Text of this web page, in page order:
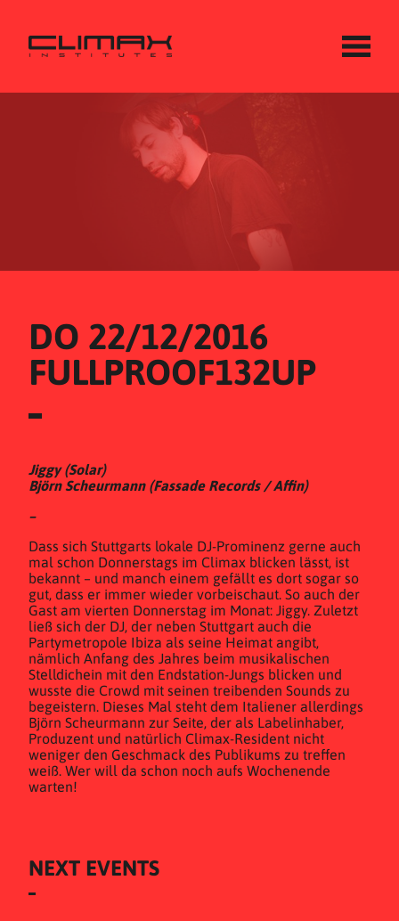
DO 22/12/2016
FULLPROOF132UP
Jiggy (Solar)
Björn Scheurmann (Fassade Records / Affin)
–
Dass sich Stuttgarts lokale DJ-Prominenz gerne auch
mal schon Donnerstags im Climax blicken lässt, ist
bekannt – und manch einem gefällt es dort sogar so
gut, dass er immer wieder vorbeischaut. So auch der
Gast am vierten Donnerstag im Monat: Jiggy. Zuletzt
ließ sich der DJ, der neben Stuttgart auch die
Partymetropole Ibiza als seine Heimat angibt,
nämlich Anfang des Jahres beim musikalischen
Stelldichein mit den Endstation-Jungs blicken und
wusste die Crowd mit seinen treibenden Sounds zu
begeistern. Dieses Mal steht dem Italiener allerdings
Björn Scheurmann zur Seite, der als Labelinhaber,
Produzent und natürlich Climax-Resident nicht
weniger den Geschmack des Publikums zu treffen
weiß. Wer will da schon noch aufs Wochenende
warten!
NEXT EVENTS